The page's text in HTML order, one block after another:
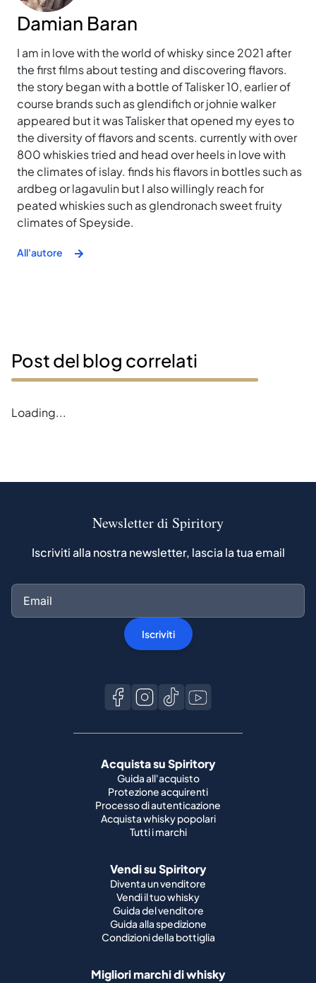
Damian Baran
I am in love with the world of whisky since 2021 after
the first films about testing and discovering flavors.
the story began with a bottle of Talisker 10, earlier of
course brands such as glendifich or johnie walker
appeared but it was Talisker that opened my eyes to
the diversity of flavors and scents. currently with over
800 whiskies tried and head over heels in love with
the climates of islay. finds his flavors in bottles such as
ardbeg or lagavulin but I also willingly reach for
peated whiskies such as glendronach sweet fruity
climates of Speyside.
All'autore
Post del blog correlati
Error loading blogs
Newsletter di Spiritory
Iscriviti alla nostra newsletter, lascia la tua email
Iscriviti
Acquista su Spiritory
Guida all'acquisto
Protezione acquirenti
Processo di autenticazione
Acquista whisky popolari
Tutti i marchi
Vendi su Spiritory
Diventa un venditore
Vendi il tuo whisky
Guida del venditore
Guida alla spedizione
Condizioni della bottiglia
Migliori marchi di whisky